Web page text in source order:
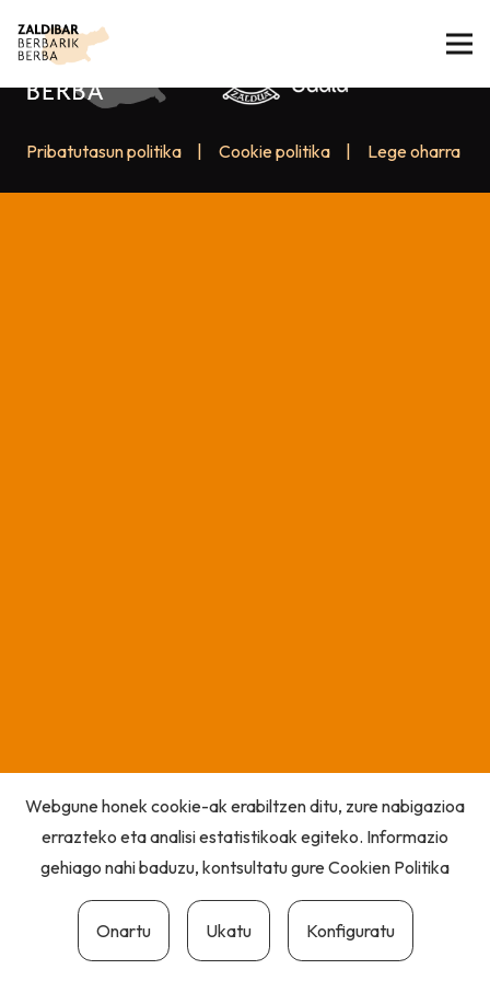
Pribatutasun politika Cookie politika Lege oharra
Webgune honek cookie-ak erabiltzen ditu, zure nabigazioa
errazteko eta analisi estatistikoak egiteko. Informazio
gehiago nahi baduzu, kontsultatu gureCookien Politika
Onartu Ukatu Konfiguratu